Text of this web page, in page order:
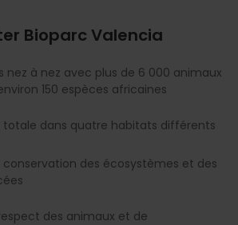
Bioparc Valencia
nez à nez avec plus de 6 000 animaux
150 espèces africaines
totale dans quatre habitats différents
conservation des écosystèmes et des
des animaux et de